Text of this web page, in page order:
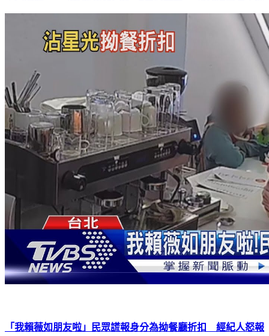
「我賴薇如朋友啦」民眾謊報身分為拗餐廳折扣 經紀人怒報